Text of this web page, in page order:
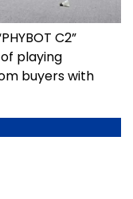
C2”
playing
buyers with